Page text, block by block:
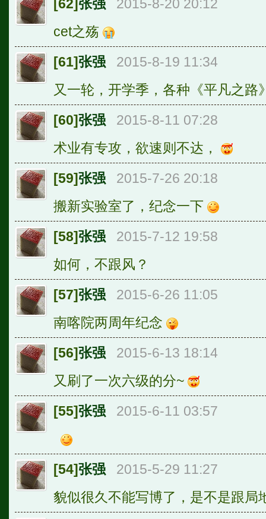
[62]张强
2015-8-20 20:12
cet之殇
[61]张强
2015-8-19 11:34
又一轮，开学季，各种《平凡之路
[60]张强
2015-8-11 07:28
术业有专攻，欲速则不达，
[59]张强
2015-7-26 20:18
搬新实验室了，纪念一下
[58]张强
2015-7-12 19:58
如何，不跟风？
[57]张强
2015-6-26 11:05
南喀院两周年纪念
[56]张强
2015-6-13 18:14
又刷了一次六级的分~
[55]张强 2015-6-11 03:57
[54]张强
2015-5-29 11:27
貌似很久不能写博了，是不是跟局